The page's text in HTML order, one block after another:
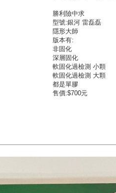
勝利險中求
型號:銀河 雷磊磊
隱形大師
版本有:
非固化
深層固化
軟固化過檢測 小顆
軟固化過檢測 大顆
都是單膠
售價:$700元